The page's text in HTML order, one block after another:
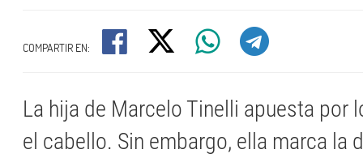
COMPARTIR EN:
La hija de Marcelo Tinelli apuesta por
el cabello. Sin embargo, ella marca la